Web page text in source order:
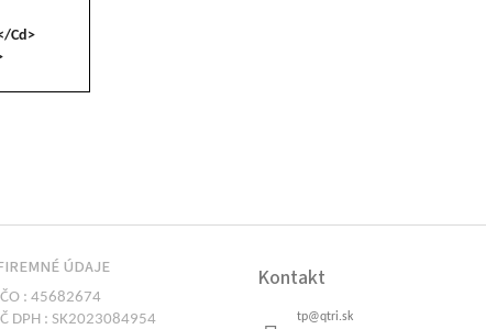
Cd>
ÚDAJE
: 45682674
DPH : SK2023084954
Kontakt
tp@qtri.sk